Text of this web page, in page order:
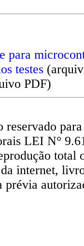
para
testes
PDF)
reservado
LEI N°
total
internet,
prévia